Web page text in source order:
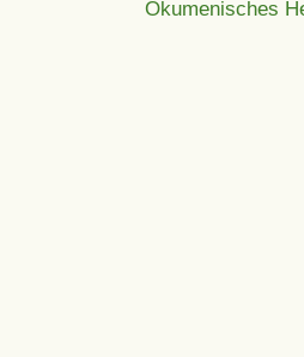
Ökumenisches